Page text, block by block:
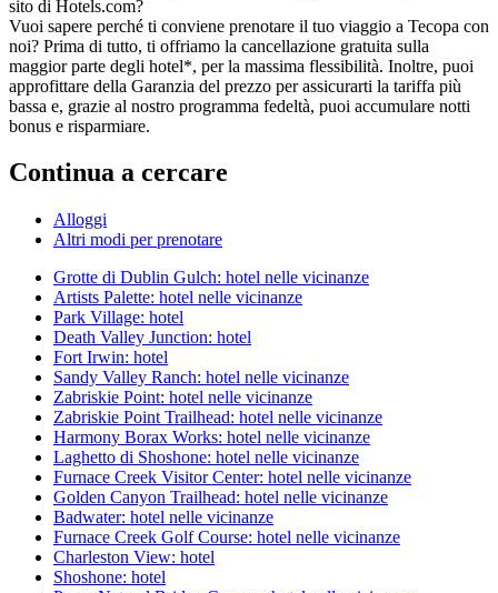
sito di Hotels.com?
Vuoi sapere perché ti conviene prenotare il tuo viaggio a Tecopa con
noi? Prima di tutto, ti offriamo la cancellazione gratuita sulla
maggior parte degli hotel*, per la massima flessibilità. Inoltre, puoi
approfittare della Garanzia del prezzo per assicurarti la tariffa più
bassa e, grazie al nostro programma fedeltà, puoi accumulare notti
bonus e risparmiare.
Continua a cercare
Alloggi
Altri modi per prenotare
Grotte di Dublin Gulch: hotel nelle vicinanze
Artists Palette: hotel nelle vicinanze
Park Village: hotel
Death Valley Junction: hotel
Fort Irwin: hotel
Sandy Valley Ranch: hotel nelle vicinanze
Zabriskie Point: hotel nelle vicinanze
Zabriskie Point Trailhead: hotel nelle vicinanze
Harmony Borax Works: hotel nelle vicinanze
Laghetto di Shoshone: hotel nelle vicinanze
Furnace Creek Visitor Center: hotel nelle vicinanze
Golden Canyon Trailhead: hotel nelle vicinanze
Badwater: hotel nelle vicinanze
Furnace Creek Golf Course: hotel nelle vicinanze
Charleston View: hotel
Shoshone: hotel